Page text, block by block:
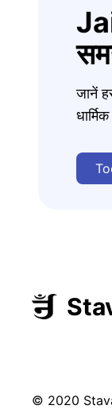
जानें
© 2020